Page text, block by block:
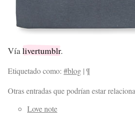
Víalivertumblr.
Etiquetado como: #blog |¶
Otras entradas que podrían estar
Love note